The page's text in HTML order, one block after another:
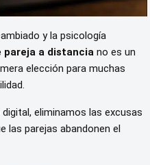
y la psicología
pareja a distancia no es un
elección para muchas
eliminamos las excusas
las parejas abandonen el